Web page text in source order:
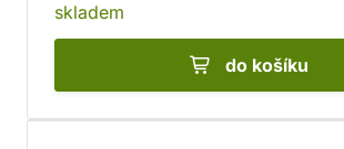
skladem
do košíku